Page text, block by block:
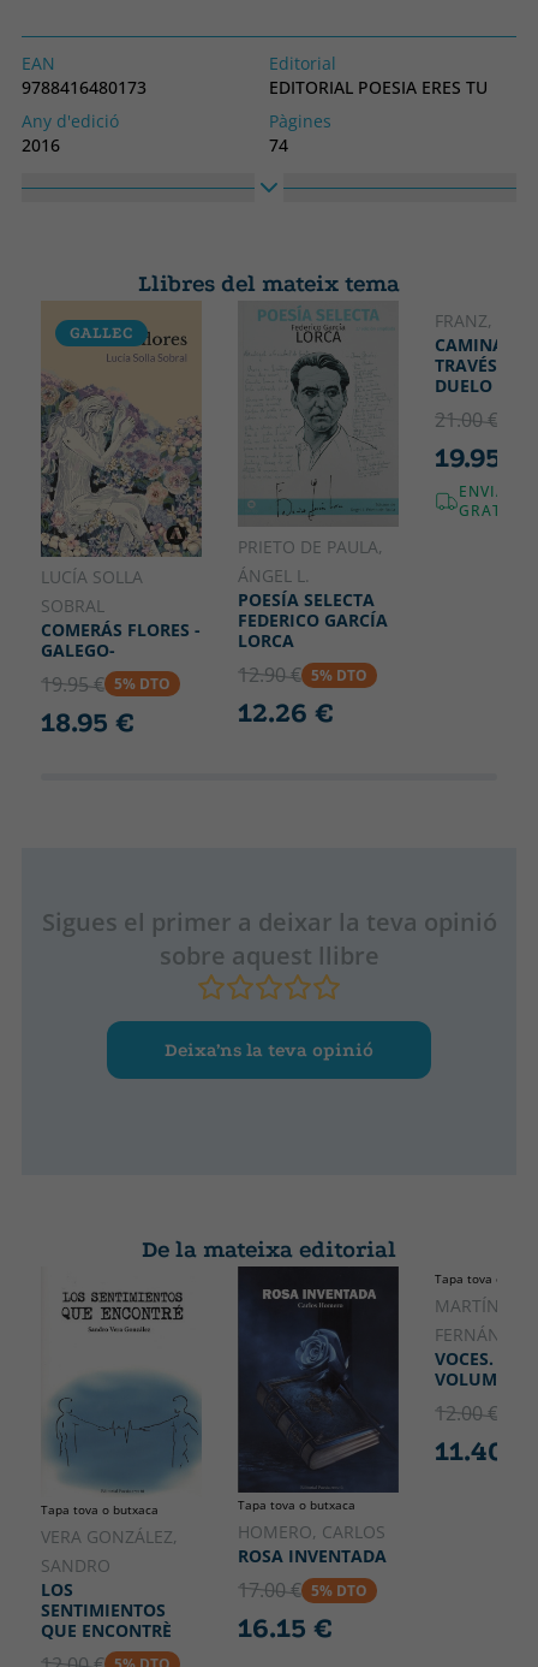
EAN
9788416480173
Editorial
EDITORIAL POESIA ERES TU
Any d'edició
2016
Pàgines
74
Idioma
Llibres del mateix tema
GALLEC
LUCÍA SOLLA
SOBRAL
COMERÁS FLORES -
GALEGO-
19.95 € 5% DTO
18.95 €
PRIETO DE PAULA,
ÁNGEL L.
POESÍA SELECTA
FEDERICO GARCÍA
LORCA
12.90 € 5% DTO
12.26 €
FRANZ, LOLA
TRAVÉS DEL
DUELO
21.00 €
19.95 €
GRATUÏT!
Sigues el primer a deixar la teva opinió
sobre aquest llibre
Deixa’ns la teva opinió
De la mateixa editorial
Tapa tova o butxaca
VERA GONZÁLEZ,
SANDRO
LOS
SENTIMIENTOS
QUE ENCONTRÈ
Tapa tova o butxaca
HOMERO, CARLOS
ROSA INVENTADA
17.00 € 5% DTO
16.15 €
Tapa tova o
MARTÍNEZ
VOCES.
VOLUMEN I
12.00 €
11.40 €